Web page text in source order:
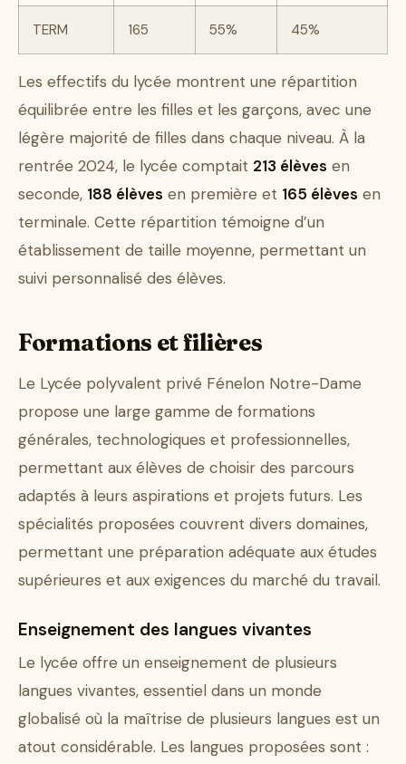
TERM 165 55% 45%
Les effectifs du lycée montrent une répartition
équilibrée entre les filles et les garçons, avec une
légère majorité de filles dans chaque niveau. À la
rentrée 2024, le lycée comptait 213 élèves en
seconde, 188 élèves en première et 165 élèves en
terminale. Cette répartition témoigne d’un
établissement de taille moyenne, permettant un
suivi personnalisé des élèves.
Formations et filières
Le Lycée polyvalent privé Fénelon Notre-Dame
propose une large gamme de formations
générales, technologiques et professionnelles,
permettant aux élèves de choisir des parcours
adaptés à leurs aspirations et projets futurs. Les
spécialités proposées couvrent divers domaines,
permettant une préparation adéquate aux études
supérieures et aux exigences du marché du travail.
Enseignement des langues vivantes
Le lycée offre un enseignement de plusieurs
langues vivantes, essentiel dans un monde
globalisé où la maîtrise de plusieurs langues est un
atout considérable. Les langues proposées sont :